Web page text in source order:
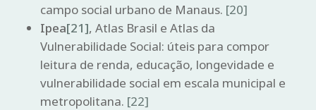
campo social urbano de Manaus. [20]
Ipea[21], Atlas Brasil e Atlas da
Vulnerabilidade Social: úteis para compor
leitura de renda, educação, longevidade e
vulnerabilidade social em escala municipal e
metropolitana. [22]